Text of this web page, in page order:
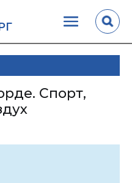
Спорт,